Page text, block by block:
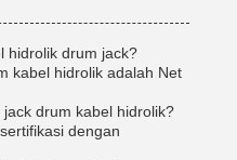
hidrolik drum jack?
kabel hidrolik adalah Net
drum kabel hidrolik?
dengan